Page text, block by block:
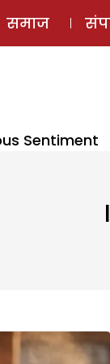
समाज
Sentiment